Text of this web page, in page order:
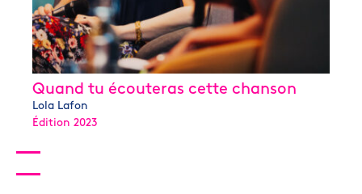
Quand tu écouteras cette chanson
Lola Lafon
Édition 2023